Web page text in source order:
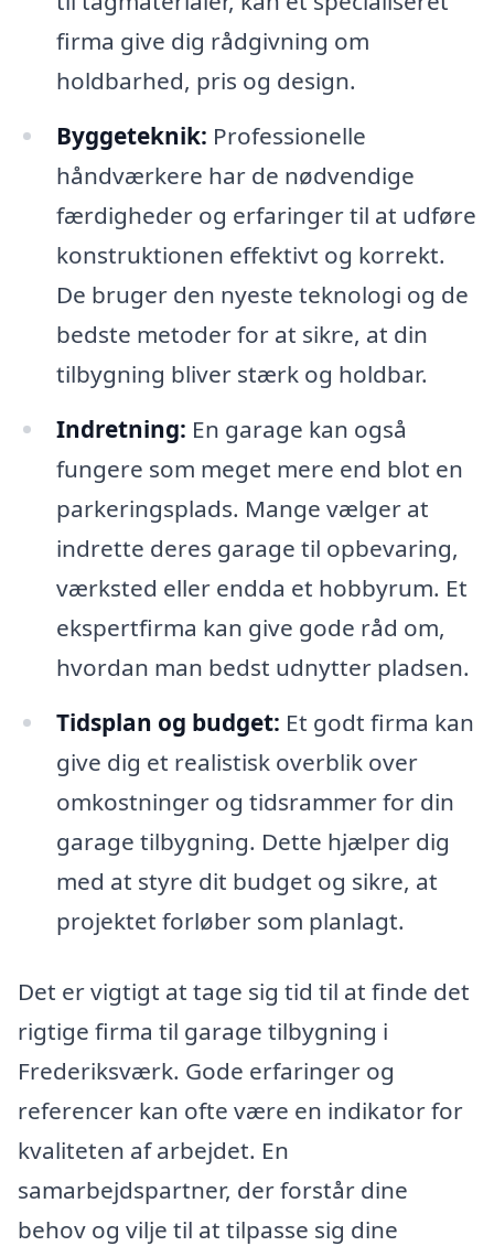
firma give dig rådgivning om
holdbarhed, pris og design.
Byggeteknik: Professionelle
håndværkere har de nødvendige
færdigheder og erfaringer til at udføre
konstruktionen effektivt og korrekt.
De bruger den nyeste teknologi og de
bedste metoder for at sikre, at din
tilbygning bliver stærk og holdbar.
Indretning: En garage kan også
fungere som meget mere end blot en
parkeringsplads. Mange vælger at
indrette deres garage til opbevaring,
værksted eller endda et hobbyrum. Et
ekspertfirma kan give gode råd om,
hvordan man bedst udnytter pladsen.
Tidsplan og budget: Et godt firma kan
give dig et realistisk overblik over
omkostninger og tidsrammer for din
garage tilbygning. Dette hjælper dig
med at styre dit budget og sikre, at
projektet forløber som planlagt.
Det er vigtigt at tage sig tid til at finde det
rigtige firma til garage tilbygning i
Frederiksværk. Gode erfaringer og
referencer kan ofte være en indikator for
kvaliteten af arbejdet. En
samarbejdspartner, der forstår dine
behov og vilje til at tilpasse sig dine